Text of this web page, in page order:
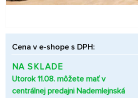
Cena v e-shope s DPH:
NA SKLADE
Utorok 11.08. môžete mať v
centrálnej predajni Nademlejnská